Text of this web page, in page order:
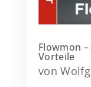
Flowmon
Vorteile
von